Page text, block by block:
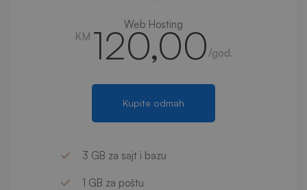
Web Hosting
KM 120,00 /god.
Kupite odmah
3 GB za sajt i bazu
1 GB za poštu